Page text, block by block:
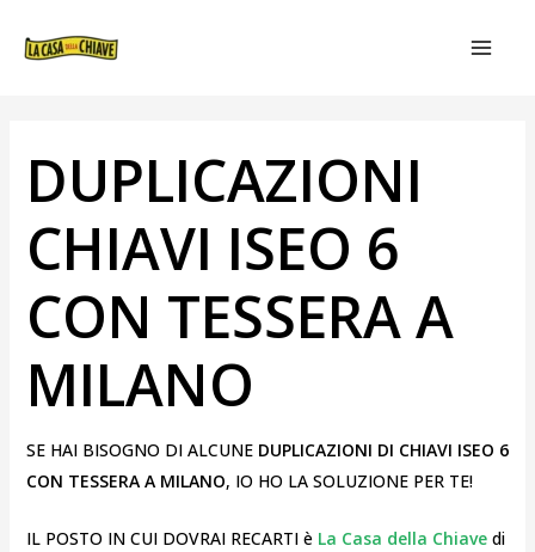
DUPLICAZIONI
CHIAVI ISEO 6
CON TESSERA A
MILANO
SE HAI BISOGNO DI ALCUNEDUPLICAZIONI DI CHIAVI ISEO 6
CON TESSERA A MILANO, IO HO LA SOLUZIONE PER TE!
IL POSTO IN CUI DOVRAI RECARTI è La Casa della Chiavedi
ARTICOLI